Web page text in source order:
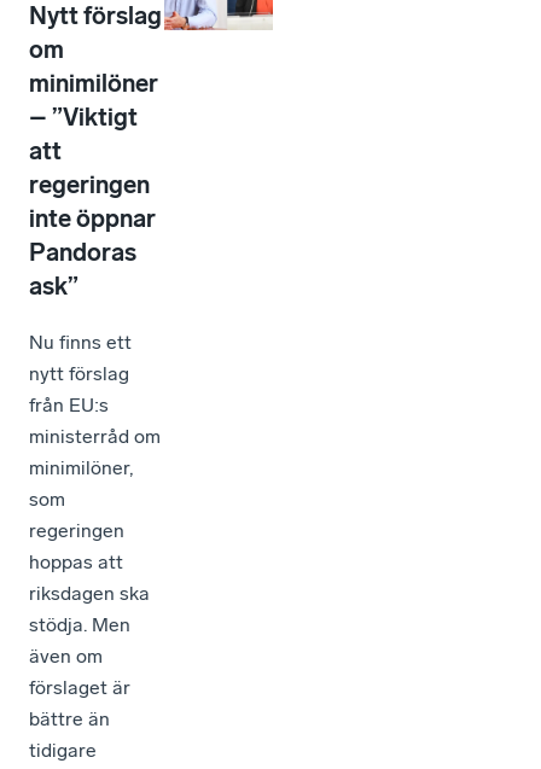
Nytt förslag
om
minimilöner
– ”Viktigt
att
regeringen
inte öppnar
Pandoras
ask”
Nu finns ett
nytt förslag
från EU:s
ministerråd om
minimilöner,
som
regeringen
hoppas att
riksdagen ska
stödja. Men
även om
förslaget är
bättre än
tidigare